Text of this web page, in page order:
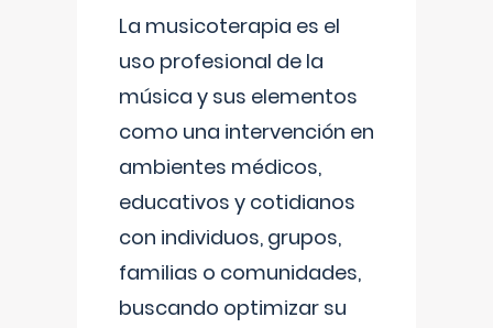
La musicoterapia es el
uso profesional de la
música y sus elementos
como una intervención en
ambientes médicos,
educativos y cotidianos
con individuos, grupos,
familias o comunidades,
buscando optimizar su